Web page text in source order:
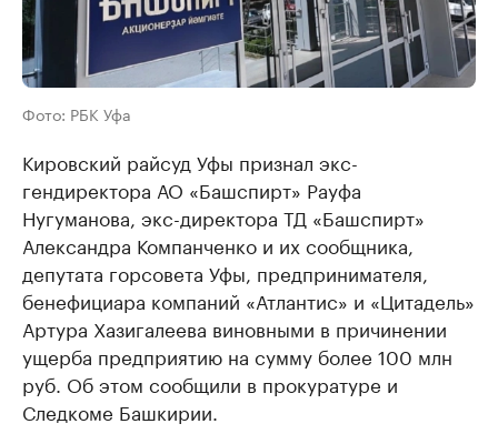
Фото: РБК Уфа
Кировский райсуд Уфы признал экс-
гендиректора АО «Башспирт» Рауфа
Нугуманова, экс-директора ТД «Башспирт»
Александра Компанченко и их сообщника,
депутата горсовета Уфы, предпринимателя,
бенефициара компаний «Атлантис» и «Цитадель»
Артура Хазигалеева виновными в причинении
ущерба предприятию на сумму более 100 млн
руб. Об этом сообщили в прокуратуре и
Следкоме Башкирии.